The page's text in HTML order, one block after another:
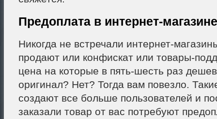
Предоплата в интернет-
Никогда не встречали интернет-
продают или конфискат или товары-
цена на которые в пять-шесть раз
оригинал? Нет? Тогда вам повезло.
создают все больше пользователей и
заказали товар от вас потребуют